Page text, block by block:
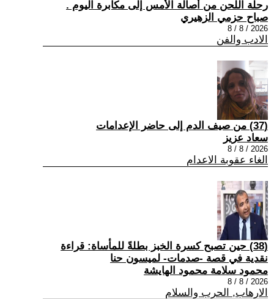
رحلة اللحن من أصالة الأمس إلى مكابرة اليوم .
صباح حزمي الزهيري
2026 / 8 / 8
الادب والفن
(37) من صيف الدم إلى حاضر الإعدامات
سعاد عزيز
2026 / 8 / 8
الغاء عقوبة الاعدام
(38) حين تصبح كسرة الخبز بطلةً للمأساة: قراءة
نقدية في قصة -صدمات- لميسون حنا
محمود سلامة محمود الهايشة
2026 / 8 / 8
الارهاب, الحرب والسلام